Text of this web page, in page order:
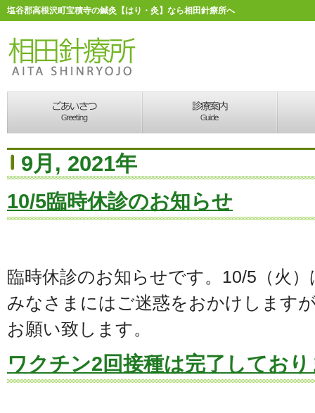
塩谷郡高根沢町宝積寺の鍼灸【はり・灸】なら相田針療所へ
9月, 2021年
10/5臨時休診のお知らせ
臨時休診のお知らせです。10/5（火
みなさまにはご迷惑をおかけします
お願い致します。
ワクチン2回接種は完了してお